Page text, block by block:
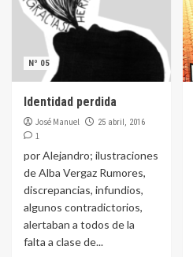
Nº 05
Identidad perdida
José Manuel 25 abril, 2016
1
por Alejandro; ilustraciones
de Alba Vergaz Rumores,
discrepancias, infundios,
algunos contradictorios,
alertaban a todos de la
falta a clase de...